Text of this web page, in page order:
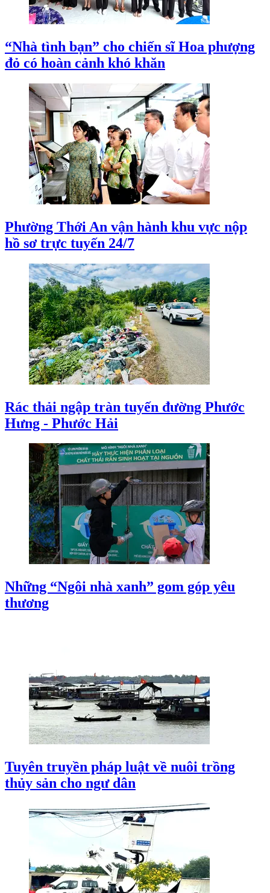
“Nhà tình bạn” cho chiến sĩ Hoa phượng
đỏ có hoàn cảnh khó khăn
Phường Thới An vận hành khu vực nộp
hồ sơ trực tuyến 24/7
Rác thải ngập tràn tuyến đường Phước
Hưng - Phước Hải
Những “Ngôi nhà xanh” gom góp yêu
thương
Tuyên truyền pháp luật về nuôi trồng
thủy sản cho ngư dân